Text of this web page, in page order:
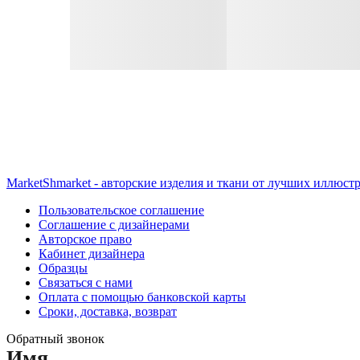
MarketShmarket - авторские изделия и ткани от лучших
Пользовательское соглашение
Соглашение с дизайнерами
Авторское право
Кабинет дизайнера
Образцы
Связаться с нами
Оплата с помощью банковской карты
Сроки, доставка, возврат
Обратный звонок